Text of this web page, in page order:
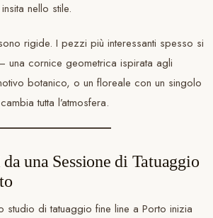
nello stile.
rigide. I pezzi più interessanti spesso si
cornice geometrica ispirata agli
botanico, o un floreale con un singolo
tutta l’atmosfera.
una Sessione di Tatuaggio
studio di tatuaggio fine line a Porto inizia